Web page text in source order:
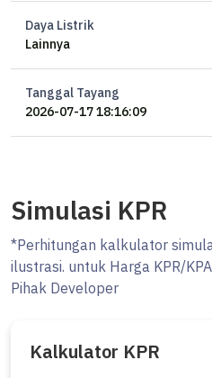
Daya Listrik
Lainnya
Tanggal Tayang
2026-07-17 18:16:09
Simulasi KPR
*Perhitungan kalkulator
ilustrasi. untuk Harga KPR/
Pihak Developer
Kalkulator KPR